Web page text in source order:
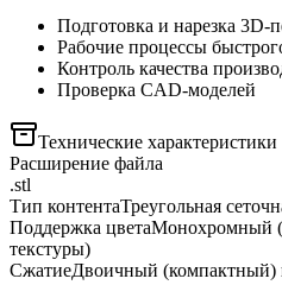
Подготовка и нарезка 3D-
Рабочие процессы
Контроль качества
Проверка CAD-моделей
Технические характеристики
Расширение файла
.stl
Тип контентаТреугольная
Поддержка цветаМонохромный
текстуры)
СжатиеДвоичный